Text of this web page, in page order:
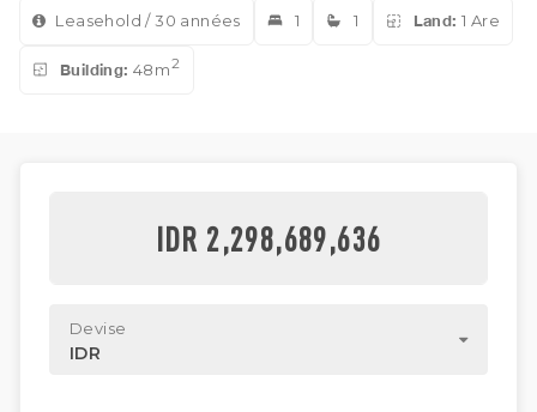
Leasehold / 30 années 1 1 Land: 1 Are
Building: 48m2
IDR 2,298,689,636
Devise
IDR